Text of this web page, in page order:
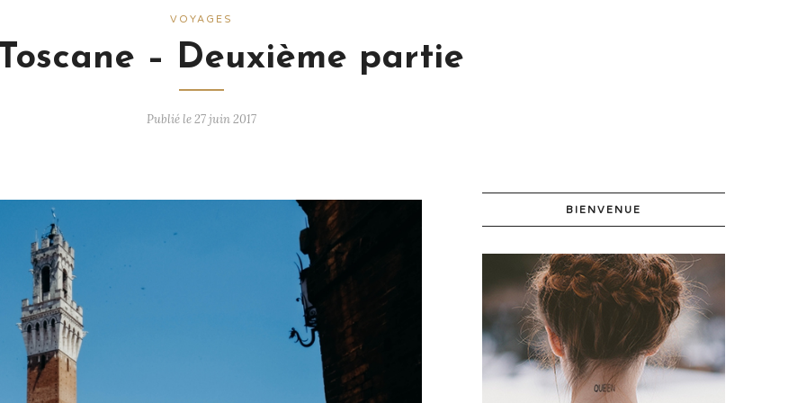
VOYAGES
– Deuxième partie
Publié le 27 juin 2017
BIENVENUE